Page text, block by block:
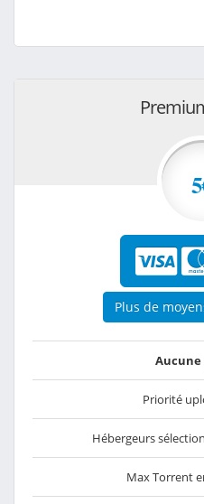
Plus de
Aucune
Priorité
Hébergeurs
Max Torrent